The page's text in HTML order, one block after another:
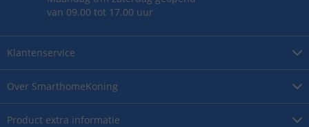
Over SmarthomeKoning
Product extra informatie
Klantenservice
van 09.00 tot 17.00 uur